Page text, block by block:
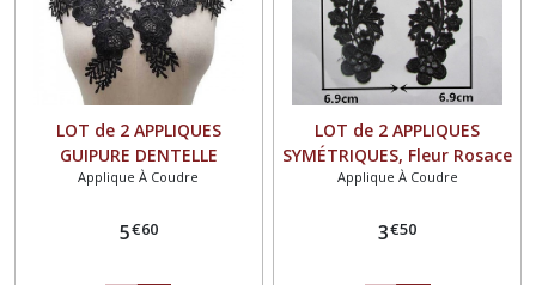
LOT de 2 APPLIQUES
GUIPURE DENTELLE
SYMÉTRIQUES, FLEUR / NOIR
ACD111
Applique À Coudre
5€60
LOT de 2 APPLIQUES
SYMÉTRIQUES, Fleur Rosace
/ NOIR ** 7 x 20,5 cm **
ACD113
Applique À Coudre
3€50